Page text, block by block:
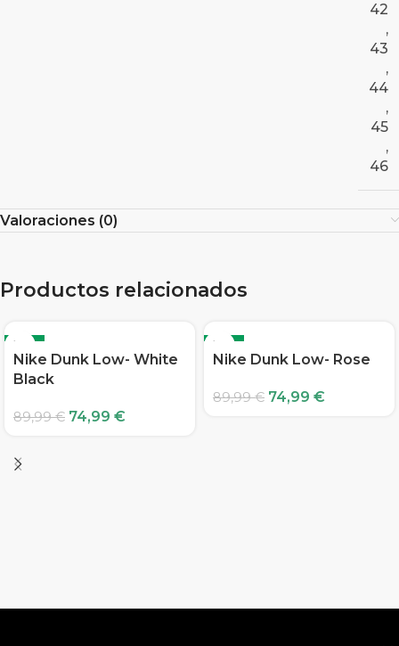
42
,
43
,
44
,
45
,
46
Valoraciones (0)
Productos relacionados
-17%
Nike Dunk Low- White
Black
89,99€ 74,99 €
-17%
Nike Dunk Low- Rose
89,99€ 74,99 €